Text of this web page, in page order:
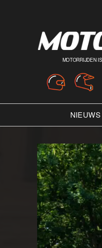
MOTORRIJDEN
NIEUWS